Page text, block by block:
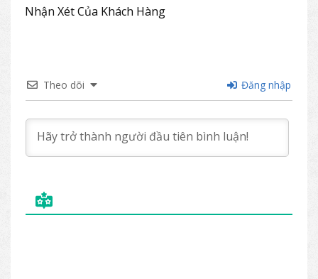
3K có thiết kế hiện đại, thường được sử
Nhận Xét Của Khách Hàng
Theo dõi Đăng nhập